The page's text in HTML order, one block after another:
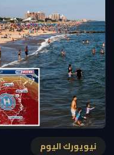
نيويورك اليوم